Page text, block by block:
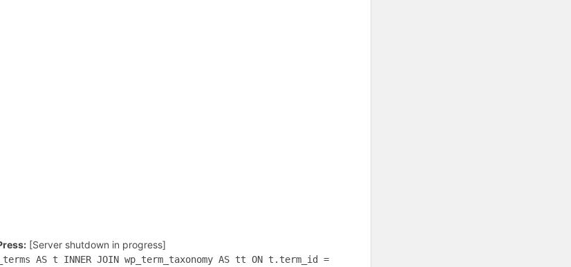
[Server shutdown in progress]
AS t INNER JOIN wp_term_taxonomy AS tt ON t.term_id =